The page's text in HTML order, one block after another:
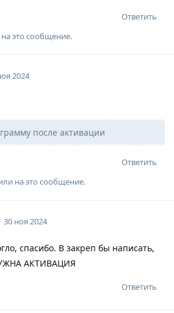
Ответить
это сообщение.
2024
после активации
Ответить
на это сообщение.
30 ноя 2024
спасибо. В закреп бы написать,
АКТИВАЦИЯ
Ответить